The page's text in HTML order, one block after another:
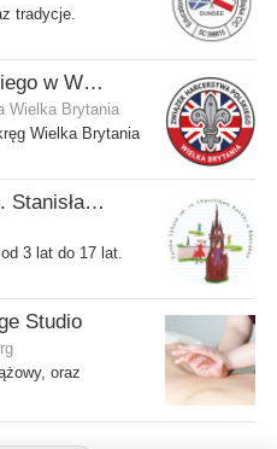
tradycje.
Związek Harcerstwa Polskiego w Wielkiej Brytanii
Wielka Brytania
Wielka Brytania
Polska Szkoła Sobotnia im. Stanisława Kostki
3 lat do 17 lat.
Studio
oraz